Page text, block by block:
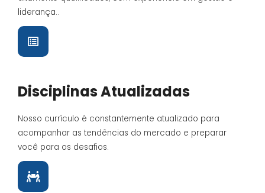
liderança..
Disciplinas Atualizadas
Nosso currículo é constantemente atualizado para
acompanhar as tendências do mercado e preparar
você para os desafios.